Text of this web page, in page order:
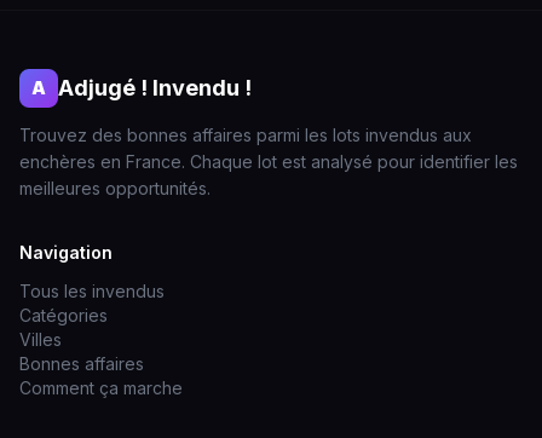
A Adjugé ! Invendu !
Trouvez des bonnes affaires parmi les lots invendus aux
enchères en France. Chaque lot est analysé pour identifier les
meilleures opportunités.
Navigation
Tous les invendus
Catégories
Villes
Bonnes affaires
Comment ça marche